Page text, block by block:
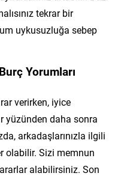
tekrar bir
uykusuzluğa sebep
Yorumları
verirken, iyice
yüzünden daha sonra
arkadaşlarınızla ilgili
olabilir. Sizi memnun
alabilirsiniz. Son